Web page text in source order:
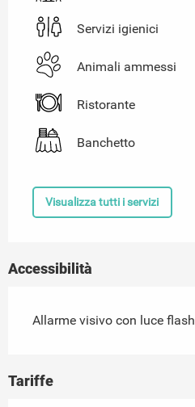
Servizi igienici
Animali ammessi
Ristorante
Banchetto
Visualizza tutti i servizi
Accessibilità
Allarme visivo con luce flash
Tariffe